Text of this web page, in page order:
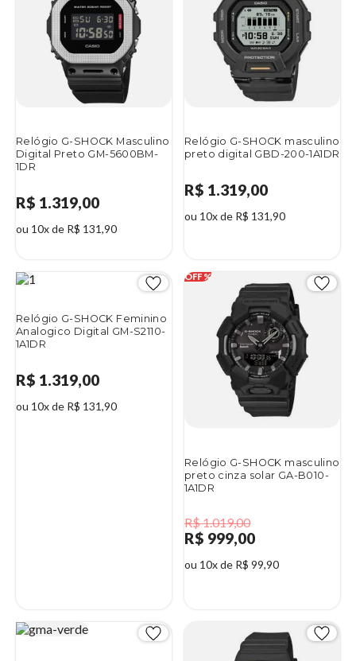
Relógio G-SHOCK Masculino
Digital Preto GM-5600BM-
1DR
R$ 1.319,00
ou 10x de R$ 131,90
Relógio G-SHOCK masculino
preto digital GBD-200-1A1DR
R$ 1.319,00
ou 10x de R$ 131,90
Relógio G-SHOCK Feminino
Analogico Digital GM-S2110-
1A1DR
R$ 1.319,00
ou 10x de R$ 131,90
Relógio G-SHOCK masculino
preto cinza solar GA-B010-
1A1DR
R$ 1.019,00
R$ 999,00
ou 10x de R$ 99,90